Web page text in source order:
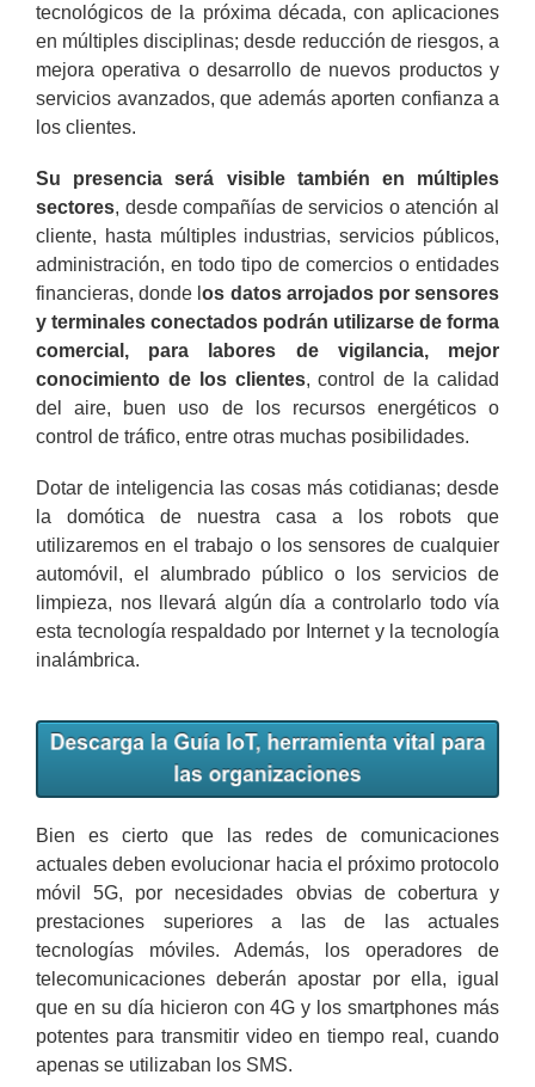
tecnológicos de la próxima década, con aplicaciones
en múltiples disciplinas; desde reducción de riesgos, a
mejora operativa o desarrollo de nuevos productos y
servicios avanzados, que además aporten confianza a
los clientes.
Su presencia será visible también en múltiples
sectores, desde compañías de servicios o atención al
cliente, hasta múltiples industrias, servicios públicos,
administración, en todo tipo de comercios o entidades
financieras, donde los datos arrojados por sensores
y terminales conectados podrán utilizarse de forma
comercial, para labores de vigilancia, mejor
conocimiento de los clientes, control de la calidad
del aire, buen uso de los recursos energéticos o
control de tráfico, entre otras muchas posibilidades.
Dotar de inteligencia las cosas más cotidianas; desde
la domótica de nuestra casa a los robots que
utilizaremos en el trabajo o los sensores de cualquier
automóvil, el alumbrado público o los servicios de
limpieza, nos llevará algún día a controlarlo todo vía
esta tecnología respaldado por Internet y la tecnología
inalámbrica.
Bien es cierto que las redes de comunicaciones
actuales deben evolucionar hacia el próximo protocolo
móvil 5G, por necesidades obvias de cobertura y
prestaciones superiores a las de las actuales
tecnologías móviles. Además, los operadores de
telecomunicaciones deberán apostar por ella, igual
que en su día hicieron con 4G y los smartphones más
potentes para transmitir video en tiempo real, cuando
apenas se utilizaban los SMS.